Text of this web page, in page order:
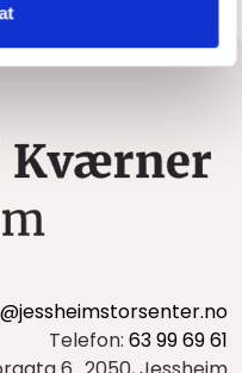
Telefon: 63 99 69 61